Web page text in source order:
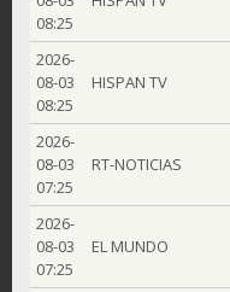
08:25
2026-
08-03
08:25
HISPAN TV
2026-
08-03
07:25
RT-NOTICIAS
2026-
08-03
07:25
EL MUNDO